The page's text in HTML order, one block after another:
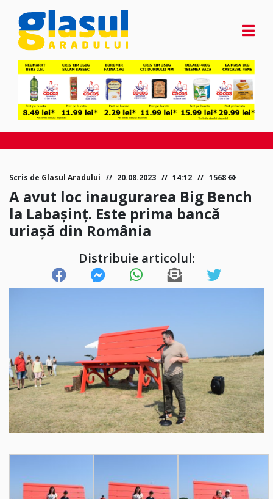
Scris de Glasul Aradului 20.08.2023 14:12 1568
A avut loc inaugurarea Big Bench
la Labașinț. Este prima bancă
uriașă din România
Distribuie articolul: